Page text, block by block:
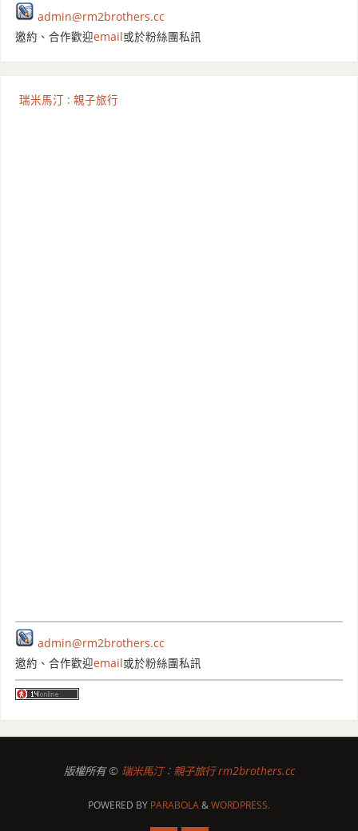
admin@rm2brothers.cc
邀約、合作歡迎email或於粉絲團私訊
瑞米馬汀 : 親子旅行
admin@rm2brothers.cc
邀約、合作歡迎email或於粉絲團私訊
版權所有 © 瑞米馬汀：親子旅行 rm2brothers.cc
POWERED BY PARABOLA&WORDPRESS.